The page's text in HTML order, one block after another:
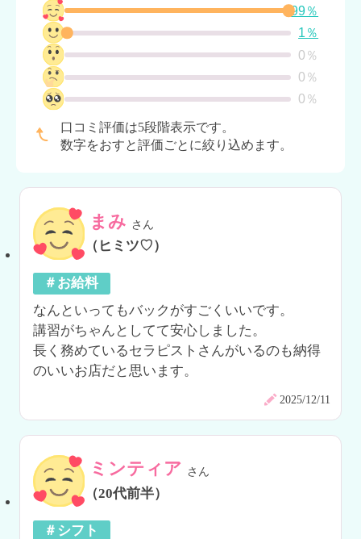
99％
1％
0％
0％
0％
口コミ評価は5段階表示です。
数字をおすと評価ごとに絞り込めます。
まみ さん
（ヒミツ♡）
＃お給料
なんといってもバックがすごくいいです。
講習がちゃんとしてて安心しました。
長く務めているセラピストさんがいるのも納得
のいいお店だと思います。
2025/12/11
ミンティア さん
（20代前半）
＃シフト